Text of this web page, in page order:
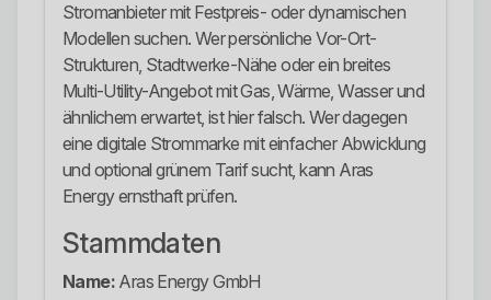
Stromanbieter mit Festpreis- oder dynamischen
Modellen suchen. Wer persönliche Vor-Ort-
Strukturen, Stadtwerke-Nähe oder ein breites
Multi-Utility-Angebot mit Gas, Wärme, Wasser und
ähnlichem erwartet, ist hier falsch. Wer dagegen
eine digitale Strommarke mit einfacher Abwicklung
und optional grünem Tarif sucht, kann Aras
Energy ernsthaft prüfen.
Stammdaten
Name: Aras Energy GmbH